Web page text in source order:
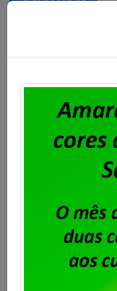
Sindpd-
Regional